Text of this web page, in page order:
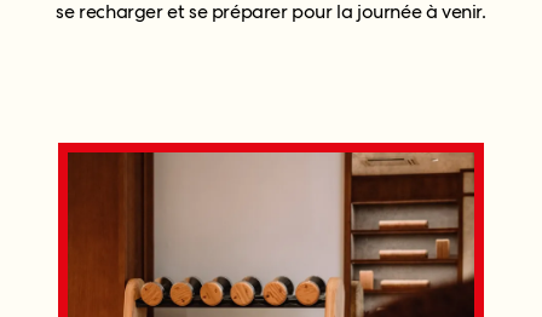
se recharger et se préparer pour la journée à venir.